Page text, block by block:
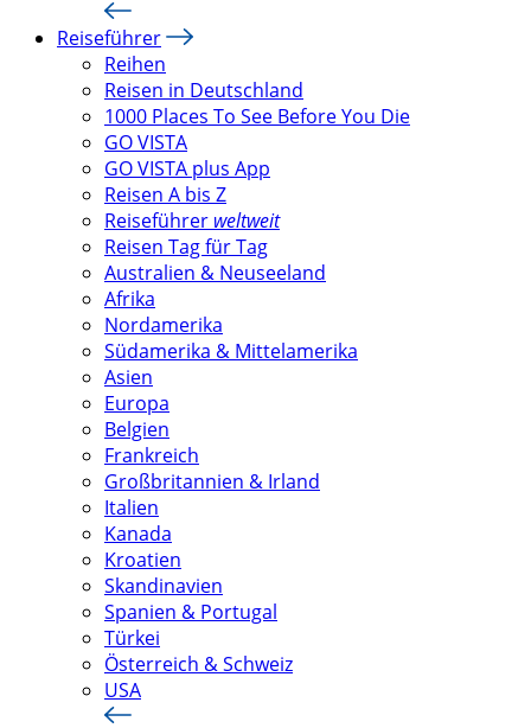
Reiseführer
Reihen
Reisen in Deutschland
1000 Places To See Before You Die
GO VISTA
GO VISTA plus App
Reisen A bis Z
Reiseführer weltweit
Reisen Tag für Tag
Australien & Neuseeland
Afrika
Nordamerika
Südamerika & Mittelamerika
Asien
Europa
Belgien
Frankreich
Großbritannien & Irland
Italien
Kanada
Kroatien
Skandinavien
Spanien & Portugal
Türkei
Österreich & Schweiz
USA